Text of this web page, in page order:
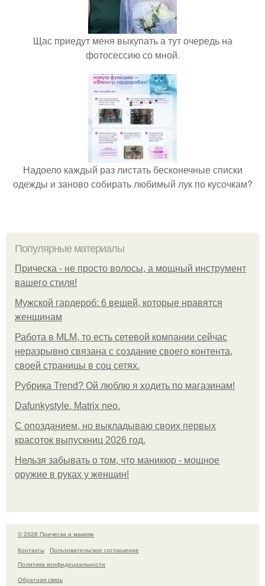
Щас приедут меня выкупать а тут очередь на
фотосессию со мной.
Надоело каждый раз листать бесконечные списки
одежды и заново собирать любимый лук по кусочкам?
Популярные материалы
Прическа - не просто волосы, а мощный инструмент
вашего стиля!
Мужской гардероб: 6 вещей, которые нравятся
женщинам
Работа в MLM, то есть сетевой компании сейчас
неразрывно связана с создание своего контента,
своей страницы в соц сетях.
Рубрика Trend? Ой люблю я ходить по магазинам!
Dafunkystyle. Matrix neo.
С опозданием, но выкладываю своих первых
красоток выпускниц 2026 год.
Нельзя забывать о том, что маникюр - мощное
оружие в руках у женщин!
© 2026 Прическа и макияж
Контакты
Пользовательское соглашение
Политика конфидециальности
Обратная связь